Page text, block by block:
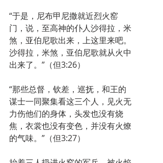
“于是，尼布甲尼撒就近烈火窑
门，说，至高神的仆人沙得拉，米
煞，亚伯尼歌出来，上这里来吧。
沙得拉，米煞，亚伯尼歌就从火中
出来了。”（但3:26）
“那些总督，钦差，巡抚，和王的
谋士一同聚集看这三个人，见火无
力伤他们的身体，头发也没有烧
焦，衣裳也没有变色，并没有火燎
的气味。”（但3:27）